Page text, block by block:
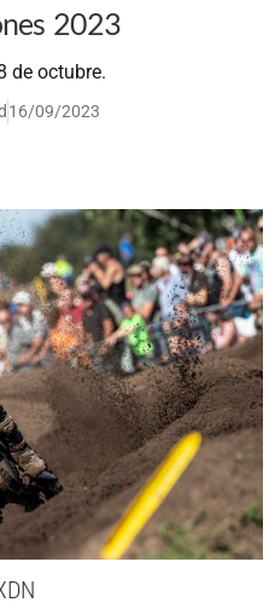
2023
de octubre.
16/09/2023